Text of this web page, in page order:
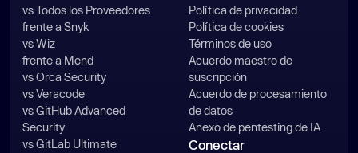
vs Todos los Proveedores
frente a Snyk
vs Wiz
frente a Mend
vs Orca Security
vs Veracode
vs GitHub Advanced
Security
vs GitLab Ultimate
Política de privacidad
Política de cookies
Términos de uso
Acuerdo maestro de
suscripción
Acuerdo de procesamiento
de datos
Anexo de pentesting de IA
Conectar